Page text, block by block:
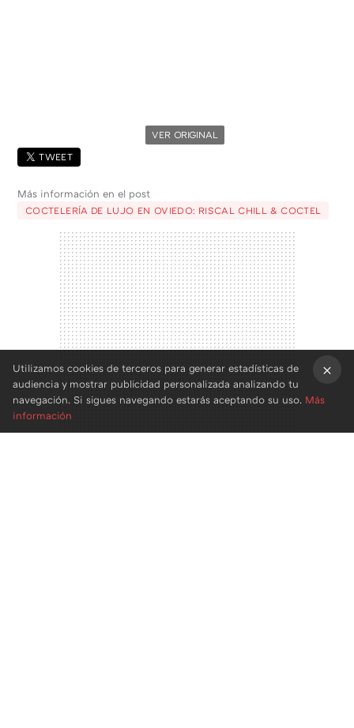
VER ORIGINAL
TWEET
Más información en el post
COCTELERÍA DE LUJO EN OVIEDO: RISCAL CHILL & COCTEL
Utilizamos cookies de terceros para generar estadísticas de
audiencia y mostrar publicidad personalizada analizando tu
navegación. Si sigues navegando estarás aceptando su uso. Más
información